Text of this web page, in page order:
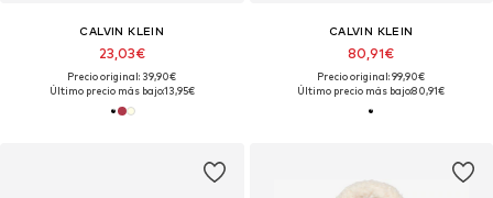
CALVIN KLEIN
23,03€
Precio original: 39,90€
Último precio más bajo:13,95€
CALVIN KLEIN
80,91€
Precio original: 99,90€
Último precio más bajo:80,91€